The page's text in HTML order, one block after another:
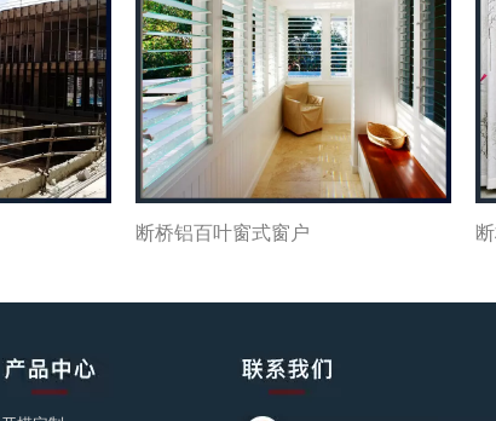
断桥铝百叶窗式窗户